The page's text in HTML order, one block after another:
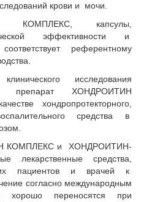
крови и мочи.
КОМПЛЕКС, капсулы,
эффективности и
референтному
исследования
препарат ХОНДРОИТИН
хондропротекторного,
средства в
КОМПЛЕКС и ХОНДРОИТИН-
средства,
пациентов и врачей к
согласно международным
хорошо переносятся при